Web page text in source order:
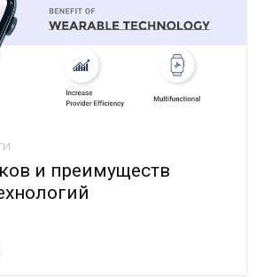
и преимуществ